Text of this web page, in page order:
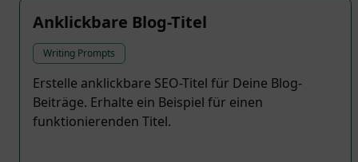
Anklickbare Blog-Titel
Writing Prompts
Erstelle anklickbare SEO-Titel für Deine Blog-
Beiträge. Erhalte ein Beispiel für einen
funktionierenden Titel.